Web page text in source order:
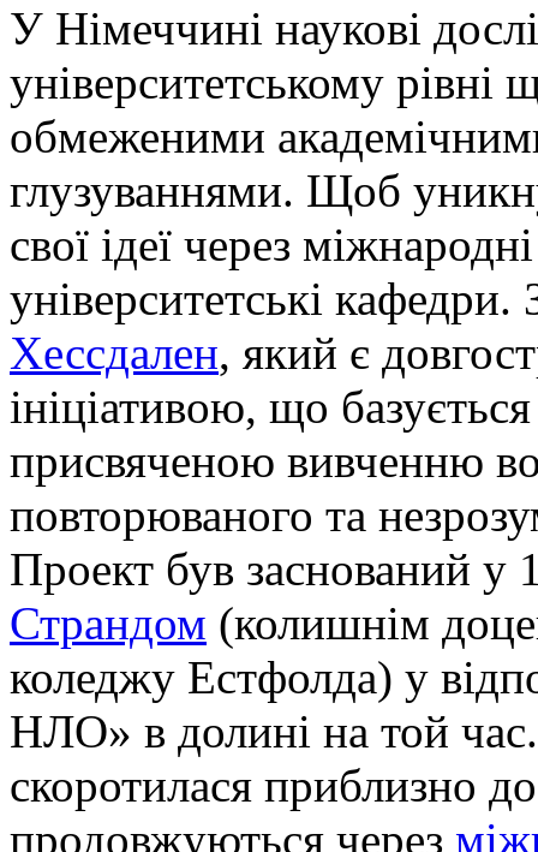
У Німеччині наукові
університетському
обмеженими
глузуваннями. Щоб
свої ідеї через
університетські
Хессдален, який є
ініціативою, що
присвяченою вивченню
повторюваного та
Проект був заснований у
Страндом (колишнім
коледжу Естфолда) у
НЛО» в долині на той
скоротилася приблизно
продовжуються через